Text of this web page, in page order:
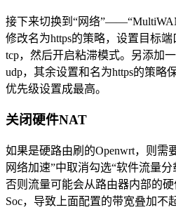
接下来切换到“网络
修改名为https的策略，设置目标
tcp，然后开启粘滞模式。另添加
udp，其余设置和名为https的策略
优先级设置成最高。
关闭硬件NAT
如果是硬路由刷的Openwrt，则需
网络加速”中取消勾选“软件流量分
否则流量可能会从路由器内部的
Soc，导致上面配置的带宽叠加不